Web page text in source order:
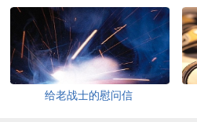
给老战士的慰问信